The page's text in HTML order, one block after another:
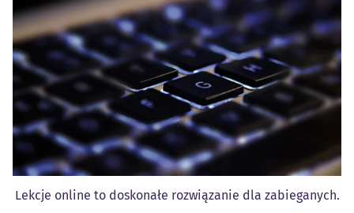
Lekcje online to doskonałe rozwiązanie dla zabieganych.